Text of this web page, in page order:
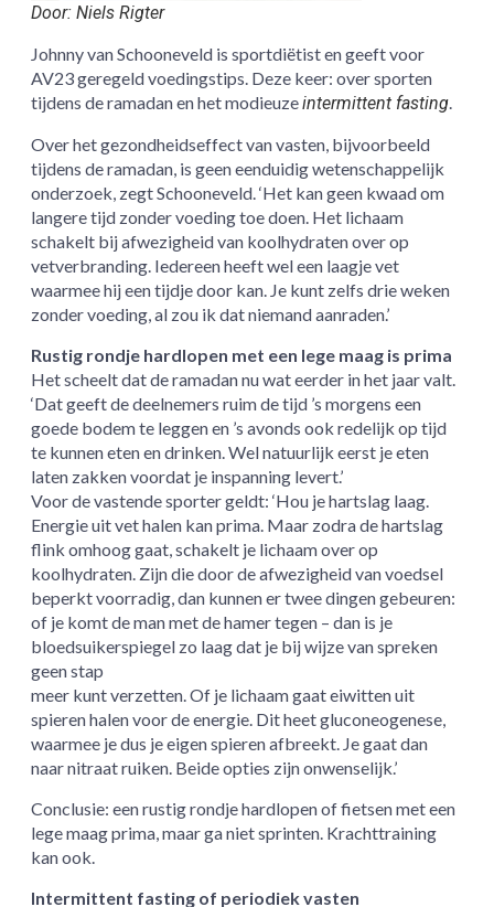
Door: Niels Rigter
Johnny van Schooneveld is sportdiëtist en geeft voor
AV23 geregeld voedingstips. Deze keer: over sporten
tijdens de ramadan en het modieuzeintermittent fasting
Over het gezondheidseffect van vasten, bijvoorbeeld
tijdens de ramadan, is geen eenduidig wetenschappelijk
onderzoek, zegt Schooneveld. ‘Het kan geen kwaad om
langere tijd zonder voeding toe doen. Het lichaam
schakelt bij afwezigheid van koolhydraten over op
vetverbranding. Iedereen heeft wel een laagje vet
waarmee hij een tijdje door kan. Je kunt zelfs drie weken
zonder voeding, al zou ik dat niemand aanraden.’
Rustig rondje hardlopen met een lege maag is prima
Het scheelt dat de ramadan nu wat eerder in het jaar valt.
‘Dat geeft de deelnemers ruim de tijd ’s morgens een
goede bodem te leggen en ’s avonds ook redelijk op tijd
te kunnen eten en drinken. Wel natuurlijk eerst je eten
laten zakken voordat je inspanning levert.’
Voor de vastende sporter geldt: ‘Hou je hartslag laag.
Energie uit vet halen kan prima. Maar zodra de hartslag
flink omhoog gaat, schakelt je lichaam over op
koolhydraten. Zijn die door de afwezigheid van voedsel
beperkt voorradig, dan kunnen er twee dingen gebeuren:
of je komt de man met de hamer tegen – dan is je
bloedsuikerspiegel zo laag dat je bij wijze van spreken
geen stap
meer kunt verzetten. Of je lichaam gaat eiwitten uit
spieren halen voor de energie. Dit heet gluconeogenese,
waarmee je dus je eigen spieren afbreekt. Je gaat dan
naar nitraat ruiken. Beide opties zijn onwenselijk.’
Conclusie: een rustig rondje hardlopen of fietsen met een
lege maag prima, maar ga niet sprinten. Krachttraining
kan ook.
Intermittent fasting of periodiek vasten